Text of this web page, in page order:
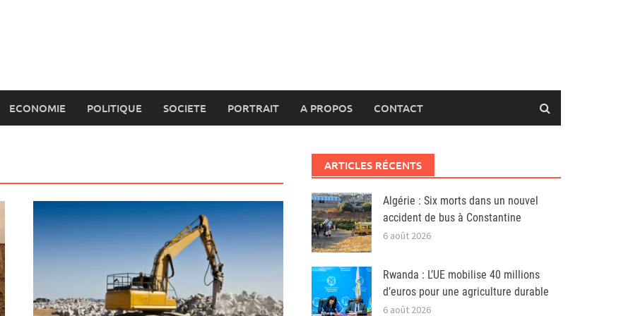
ECONOMIE POLITIQUE SOCIETE PORTRAIT A PROPOS CONTACT
ARTICLES RÉCENTS
Algérie : Six morts dans un nouvel
accident de bus à Constantine
6 août 2026
Rwanda : L’UE mobilise 40 millions
d’euros pour une agriculture durable
6 août 2026